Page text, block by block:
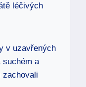
léčivých
v uzavřených
suchém a
zachovali